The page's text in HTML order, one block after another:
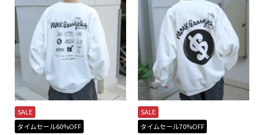
SALE
タイムセール60%OFF
SALE
タイムセール70%OFF